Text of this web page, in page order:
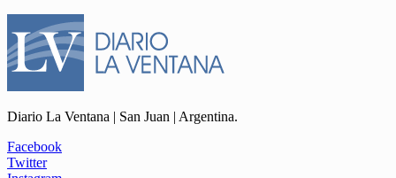
Diario La Ventana | San Juan | Argentina.
Facebook
Twitter